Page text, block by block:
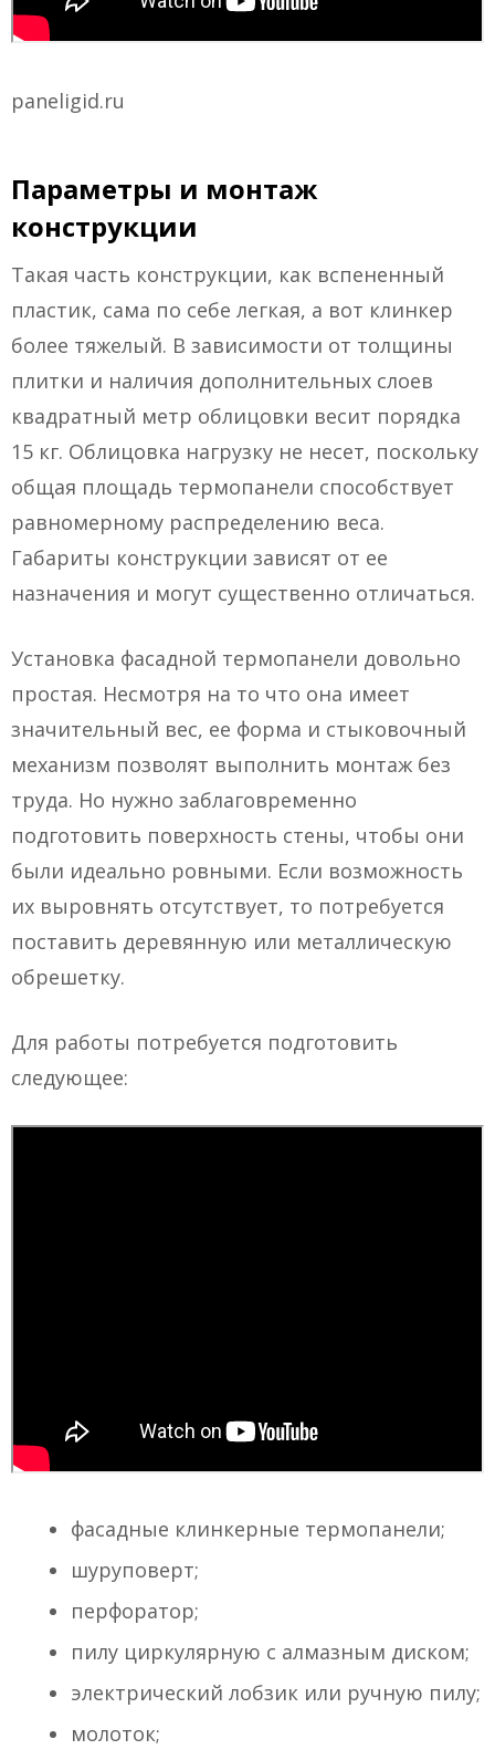
paneligid.ru
Параметры и монтаж
конструкции
Такая часть конструкции, как вспененный
пластик, сама по себе легкая, а вот клинкер
более тяжелый. В зависимости от толщины
плитки и наличия дополнительных слоев
квадратный метр облицовки весит порядка
15 кг. Облицовка нагрузку не несет, поскольку
общая площадь термопанели способствует
равномерному распределению веса.
Габариты конструкции зависят от ее
назначения и могут существенно отличаться.
Установка фасадной термопанели довольно
простая. Несмотря на то что она имеет
значительный вес, ее форма и стыковочный
механизм позволят выполнить монтаж без
труда. Но нужно заблаговременно
подготовить поверхность стены, чтобы они
были идеально ровными. Если возможность
их выровнять отсутствует, то потребуется
поставить деревянную или металлическую
обрешетку.
Для работы потребуется подготовить
следующее:
фасадные клинкерные термопанели;
шуруповерт;
перфоратор;
пилу циркулярную с алмазным диском;
электрический лобзик или ручную пилу;
молоток;